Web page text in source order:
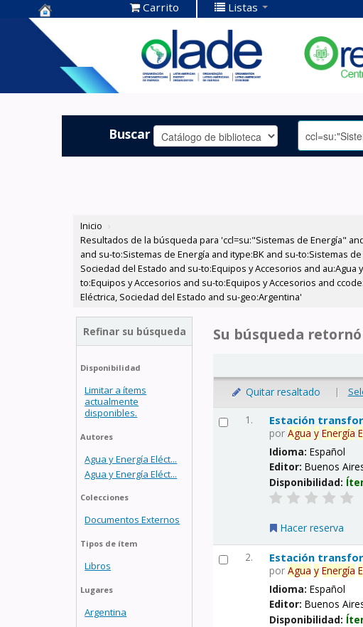
Centro de
Documentación
OLADE -
Carrito Listas
Buscar
Inicio ›
Resultados de la búsqueda para 'ccl=su:"Sistemas de Energía"
and su-to:Sistemas de Energía and itype:BK and su-to:Sistemas
Sociedad del Estado and su-to:Equipos y Accesorios and
to:Equipos y Accesorios and su-to:Equipos y Accesorios and
Eléctrica, Sociedad del Estado and su-geo:Argentina'
Refinar su búsqueda
Disponibilidad
Limitar a ítems
actualmente
disponibles.
Autores
Agua y Energía Eléct...
Agua y Energía Eléct...
Colecciones
Documentos Externos
Tipos de ítem
Libros
Lugares
Argentina
Su búsqueda
Quitar resaltado |
1. Estación
porAgua y Energía
Idioma:Español
Editor:Buenos
Disponibilidad:
Hacer reserva
2. Estación
porAgua y Energía
Idioma:Español
Editor:Buenos
Disponibilidad: